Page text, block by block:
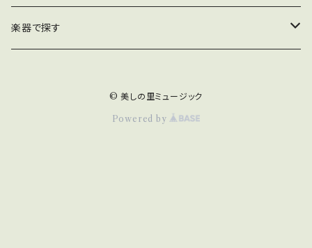
美しの里〜四季
楽器で探す
© 美しの里ミュージック
Powered by